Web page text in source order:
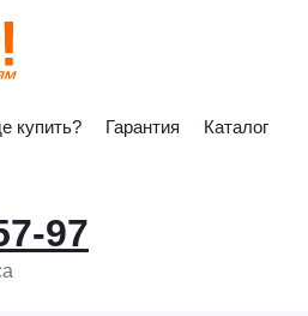
купить? Гарантия Каталог
97